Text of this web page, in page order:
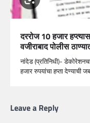
दररोज 10 हजार
वजीराबाद पोलीस
नांदेड (प्रतिनिधी)-
हजार रुपयांचा हप्ता देण्याची
Leave a Reply